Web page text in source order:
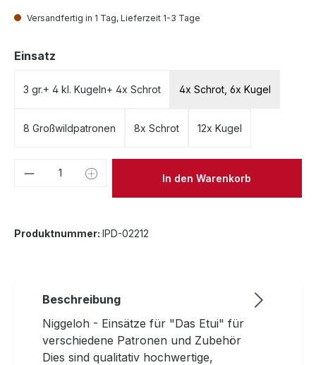
Versandfertig in 1 Tag, Lieferzeit 1-3 Tage
Einsatz
3 gr.+ 4 kl. Kugeln+ 4x Schrot 4x Schrot, 6x Kugel
8 Großwildpatronen 8x Schrot 12x Kugel
Produkt Anzahl: Gib denIn den Warenkorb
Produktnummer: IPD-02212
Beschreibung
Niggeloh - Einsätze für "Das Etui" für
verschiedene Patronen und Zubehör
Dies sind qualitativ hochwertige,